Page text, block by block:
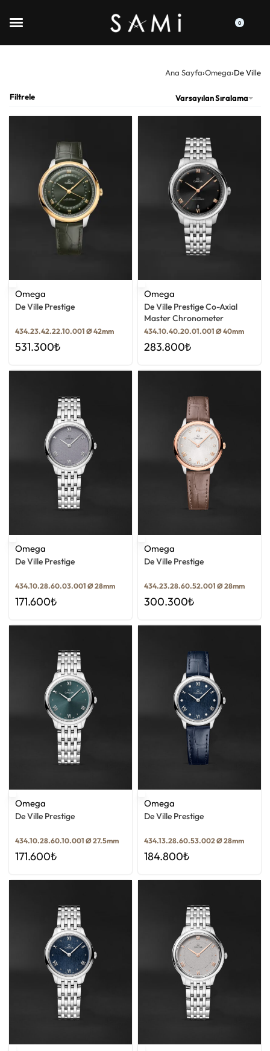
0
Ana Sayfa›Omega›De Ville
Varsayılan Sıralama
Filtrele
Omega
De Ville Prestige
434.23.42.22.10.001 Ø 42mm
531.300₺
Omega
De Ville Prestige Co-Axial
Master Chronometer
434.10.40.20.01.001 Ø 40mm
283.800₺
Omega
De Ville Prestige
434.10.28.60.03.001 Ø 28mm
171.600₺
Omega
De Ville Prestige
434.23.28.60.52.001 Ø 28mm
300.300₺
Omega
De Ville Prestige
434.10.28.60.10.001 Ø 27.5mm
171.600₺
Omega
De Ville Prestige
434.13.28.60.53.002 Ø 28mm
184.800₺